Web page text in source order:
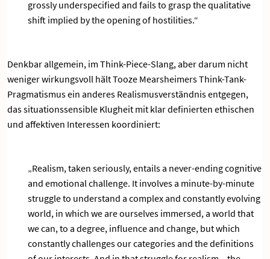
grossly underspecified and fails to grasp the qualitative
shift implied by the opening of hostilities.“
Denkbar allgemein, im Think-Piece-Slang, aber darum nicht
weniger wirkungsvoll hält Tooze Mearsheimers Think-Tank-
Pragmatismus ein anderes Realismusverständnis entgegen,
das situationssensible Klugheit mit klar definierten ethischen
und affektiven Interessen koordiniert:
„Realism, taken seriously, entails a never-ending cognitive
and emotional challenge. It involves a minute-by-minute
struggle to understand a complex and constantly evolving
world, in which we are ourselves immersed, a world that
we can, to a degree, influence and change, but which
constantly challenges our categories and the definitions